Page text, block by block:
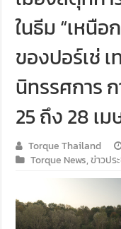
ในธีม “เหนือ
ของปอร์เช่
นิทรรศการ
25 ถึง 28 เ
Torque Thailand
Torque News,ข่าวปร